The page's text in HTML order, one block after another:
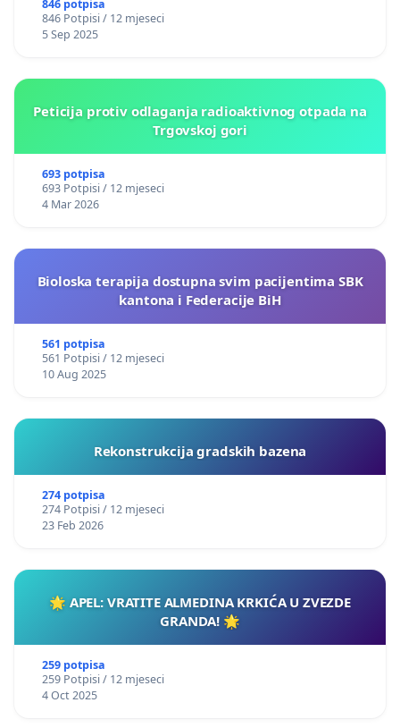
846 potpisa
846 Potpisi / 12 mjeseci
5 Sep 2025
Peticija protiv odlaganja radioaktivnog otpada na
Trgovskoj gori
693 potpisa
693 Potpisi / 12 mjeseci
4 Mar 2026
Bioloska terapija dostupna svim pacijentima SBK
kantona i Federacije BiH
561 potpisa
561 Potpisi / 12 mjeseci
10 Aug 2025
Rekonstrukcija gradskih bazena
274 potpisa
274 Potpisi / 12 mjeseci
23 Feb 2026
🌟 APEL: VRATITE ALMEDINA KRKIĆA U ZVEZDE
GRANDA! 🌟
259 potpisa
259 Potpisi / 12 mjeseci
4 Oct 2025